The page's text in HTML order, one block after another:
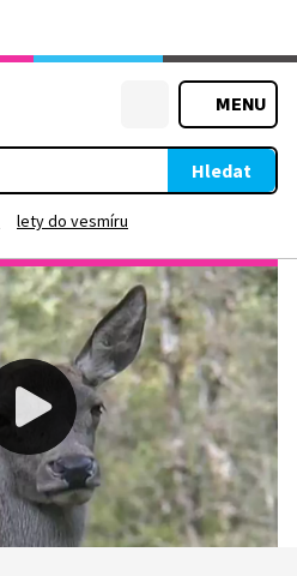
MENU
Hledat
lety do vesmíru